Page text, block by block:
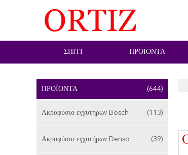
ΣΠΊΤΙ ΠΡΟΪΌΝΤΑ
ΠΡΟΪΌΝΤΑ (644)
Ακροφύσιο εγχυτήρων Bosch (113)
Ακροφύσιο εγχυτήρων Denso (39)